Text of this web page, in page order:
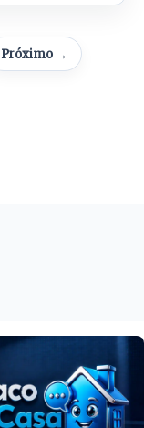
Próximo →